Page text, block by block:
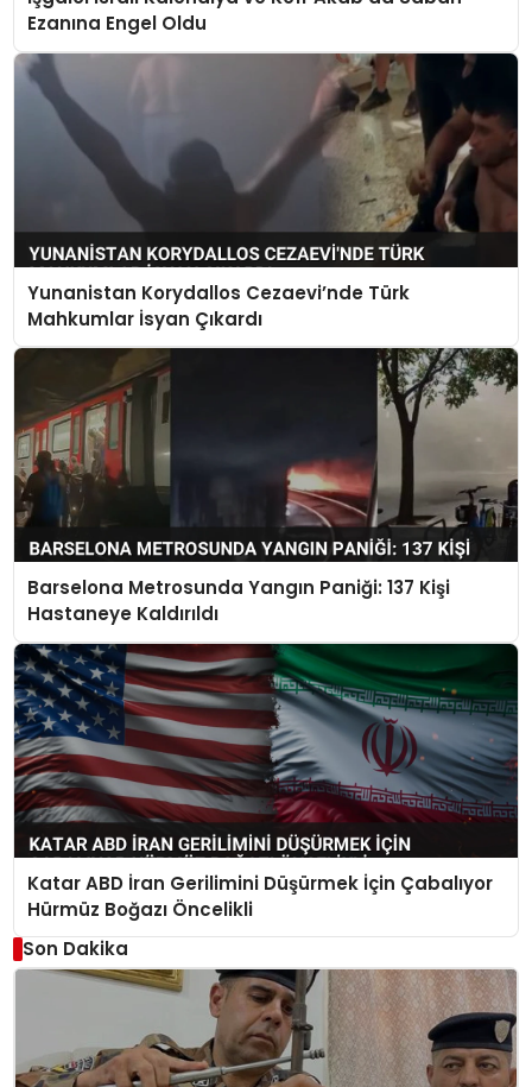
Ezanına Engel Oldu
Yunanistan Korydallos Cezaevi’nde Türk
Mahkumlar İsyan Çıkardı
Barselona Metrosunda Yangın Paniği: 137 Kişi
Hastaneye Kaldırıldı
Katar ABD İran Gerilimini Düşürmek İçin Çabalıyor
Hürmüz Boğazı Öncelikli
Son Dakika